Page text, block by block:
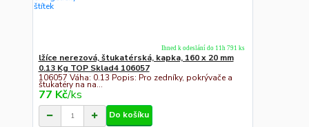
lžíce nerezová, štukatérská, kapka, 160 x 20 mm
0.13 Kg TOP Sklad4 106057
106057 Váha: 0.13 Popis: Pro zedníky, pokrývače a
štukatéry na na...
77 Kč/ks
Ihned k odeslání do 11h 791 ks
Do košíku